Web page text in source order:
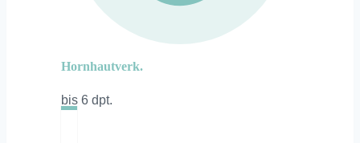
Hornhautverk.
bis 6 dpt.